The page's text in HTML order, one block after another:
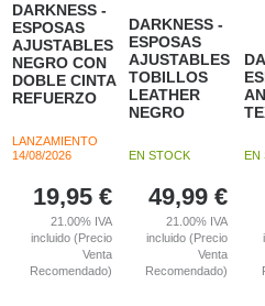
DARKNESS -
ESPOSAS
AJUSTABLES
NEGRO CON
DOBLE CINTA
REFUERZO
LANZAMIENTO
14/08/2026
19,95 €
21.00% IVA
incluido (Precio
Venta
Recomendado)
DARKNESS -
ESPOSAS
AJUSTABLES
TOBILLOS
LEATHER
NEGRO
EN STOCK
49,99 €
21.00% IVA
incluido (Precio
Venta
Recomendado)
EN